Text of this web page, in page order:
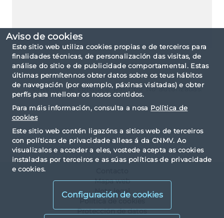
Aviso de cookies
Este sitio web utiliza cookies propias e de terceiros para
finalidades técnicas, de personalización das visitas, de
análise do sitio e de publicidade comportamental. Estas
últimas permítennos obter datos sobre os teus hábitos
de navegación (por exemplo, páxinas visitadas) e obter
perfís para mellorar os nosos contidos.
Para máis información, consulta a nosa Política de
cookies
Este sitio web contén ligazóns a sitios web de terceiros
con políticas de privacidade alleas á da CNMV. Ao
visualizalos e acceder a eles, vostede acepta as cookies
instaladas por terceiros e as súas políticas de privacidade
e cookies.
Configuración de cookies
Criterios de consulta: por tipo No autorizadas.
Mapa web
Nota legal
Política de cookies
Protección de datos